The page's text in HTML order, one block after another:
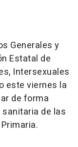
Generales y
Estatal de
Intersexuales
este viernes la
de forma
de las